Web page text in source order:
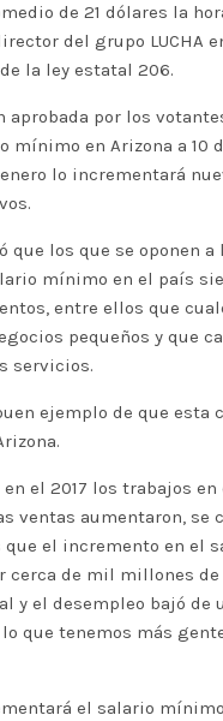
de 21 dólares la
del grupo LUCHA
la ley estatal 206.
aprobada por los
mínimo en Arizona a 10
lo incrementará
que los que se oponen
mínimo en el país
entre ellos que
pequeños y que
servicios.
ejemplo de que esta
en el 2017 los trabajos
ventas aumentaron, se
que el incremento en el
cerca de mil millones de
y el desempleo bajó de
lo que tenemos más
el salario